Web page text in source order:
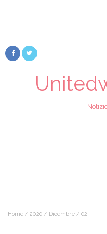
Home / 2020 / Dicembre / 02